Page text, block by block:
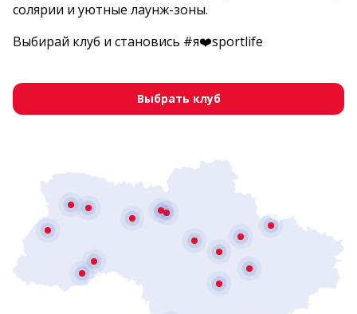
солярии и уютные лаунж-зоны.
Выбирай клуб и становись #я❤️sportlife
Выбрать клуб